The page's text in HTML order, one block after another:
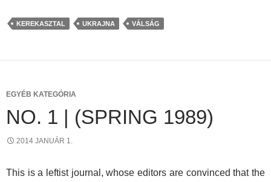
KEREKASZTAL UKRAJNA VÁLSÁG
EGYÉB KATEGÓRIA
NO. 1 | (SPRING 1989)
2014 JANUÁR 1.
This is a leftist journal, whose editors are convinced that the